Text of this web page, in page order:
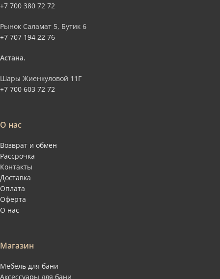
+7 700 380 72 72
Рынок Саламат 5, Бутик 6
+7 707 194 22 76
Астана.
Шары Жиенкуловой 11Г
+7 700 603 72 72
О нас
Возврат и обмен
Рассрочка
Контакты
Доставка
Оплата
Оферта
О нас
Магазин
Мебель для бани
Аксессуары для бани